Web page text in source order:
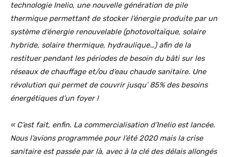
technologie Inelio, une nouvelle génération de pile
thermique permettant de stocker l’énergie produite par un
système d’énergie renouvelable (photovoltaïque, solaire
hybride, solaire thermique, hydraulique…) afin de la
restituer pendant les périodes de besoin du bâti sur les
réseaux de chauffage et/ou d’eau chaude sanitaire. Une
révolution qui permet de couvrir jusqu’ 85% des besoins
énergétiques d’un foyer !
« C’est fait, enfin. La commercialisation d’Inelio est lancée.
Nous l’avions programmée pour l’été 2020 mais la crise
sanitaire est passée par là, avec à la clé des délais allongés